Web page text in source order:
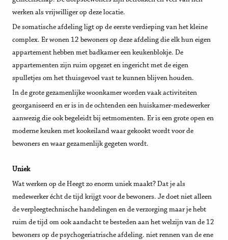
werken als vrijwilliger op deze locatie.
De somatische afdeling ligt op de eerste verdieping van het kleine
complex. Er wonen 12 bewoners op deze afdeling die elk hun eigen
appartement hebben met badkamer een keukenblokje. De
appartementen zijn ruim opgezet en ingericht met de eigen
spulletjes om het thuisgevoel vast te kunnen blijven houden.
In de grote gezamenlijke woonkamer worden vaak activiteiten
georganiseerd en er is in de ochtenden een huiskamer-medewerker
aanwezig die ook begeleidt bij eetmomenten. Er is een grote open en
moderne keuken met kookeiland waar gekookt wordt voor de
bewoners en waar gezamenlijk gegeten wordt.
Uniek
Wat werken op de Heegt zo enorm uniek maakt? Dat je als
medewerker écht de tijd krijgt voor de bewoners. Je doet niet alleen
de verpleegtechnische handelingen en de verzorging maar je hebt
ruim de tijd om ook aandacht te besteden aan het welzijn van de 12
bewoners op de psychogeriatrische afdeling. niet rennen van de ene